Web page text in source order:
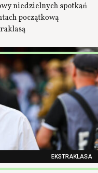
niedzielnych spotkań
początkową
EKSTRAKLASA